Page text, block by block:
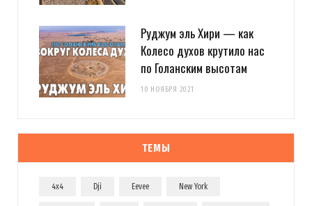
Руджум эль Хири — как
Колесо духов крутило нас
по Голанским высотам
10 НОЯБРЯ 2021
ТЕМЫ
4x4 Dji Eevee New York